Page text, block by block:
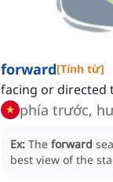
forward[Tính từ]
facing or
phía trước,
Ex: The forward
best view of the